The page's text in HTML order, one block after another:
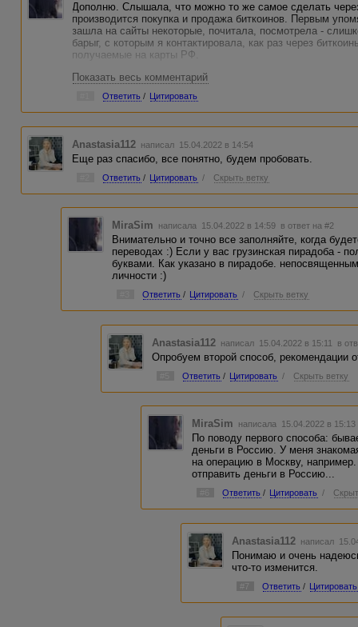
Дополню. Слышала, что можно то же самое сделать
производится покупка и продажа биткоинов. Первым
зашла на сайты некоторые, почитала, посмотрела -
барыг, с которым я контактировала, как раз через
получаемые на карты РФ.
Вестерн Юнион, Быстроденьги - НЕ РАБОТАЕТ. Во
Показать весь комментарий
Ответить / Цитировать
Anastasia112 написал 15.04.2022 в 14:54
Еще раз спасибо, все понятно, будем пробовать.
Ответить / Цитировать / Скрыть ветку
MiraSim написала 15.04.2022 в 14:59 в ответ на #2
Внимательно и точно все заполняйте, когда
переводах :) Если у вас грузинская пирадоба -
буквами. Как указано в пирадобе.
личности :)
Ответить / Цитировать / Скрыть ветку
Anastasia112 написал 15.04.2022 в 15:11 в
Опробуем второй способ, рекомендации
Ответить / Цитировать / Скрыть ветку
MiraSim написала 15.04.2022 в
По поводу первого способа:
деньги в Россию. У меня
на операцию в Москву,
отправить деньги в Россию...
Ответить / Цитировать /
Anastasia112 написал
Понимаю и очень
что-то изменится.
#7 Ответить / Цитировать